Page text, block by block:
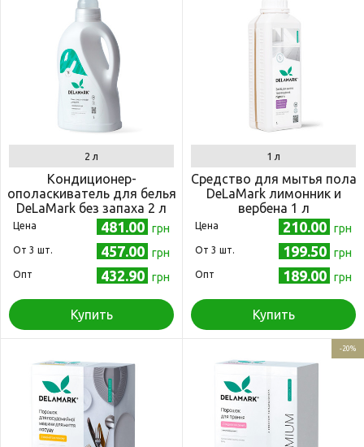
2 л
Кондиционер-
ополаскиватель для белья
DeLaMark без запаха 2 л
Цена 481.00 грн
Oт 3 шт. 457.00 грн
Опт 432.90 грн
Купить
1 л
Средство для мытья пола
DeLaMark лимонник и
вербена 1 л
Цена 210.00 грн
Oт 3 шт. 199.50 грн
Опт 189.00 грн
Купить
-20%